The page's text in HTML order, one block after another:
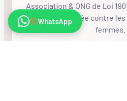
Association & ONG de Loi
général, mobilisée contre les
femmes.
WhatsApp